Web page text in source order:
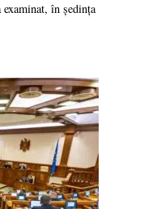
în ședința